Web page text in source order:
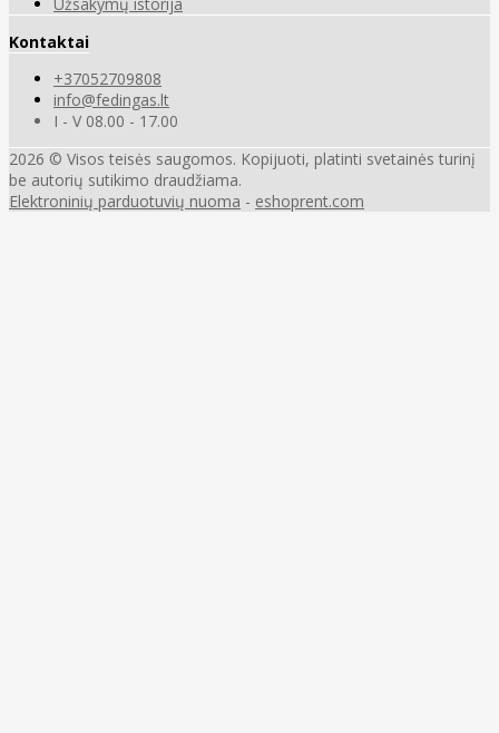
Kontaktai
+37052709808
info@fedingas.lt
I - V 08.00 - 17.00
2026 © Visos teisės saugomos. Kopijuoti, platinti svetainės turinį
be autorių sutikimo draudžiama.
Elektroninių parduotuvių nuoma - eshoprent.com